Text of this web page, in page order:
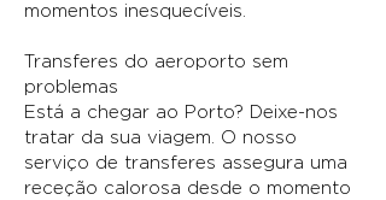
momentos inesquecíveis.
Transferes do aeroporto sem
problemas
Está a chegar ao Porto? Deixe-nos
tratar da sua viagem. O nosso
serviço de transferes assegura uma
receção calorosa desde o momento